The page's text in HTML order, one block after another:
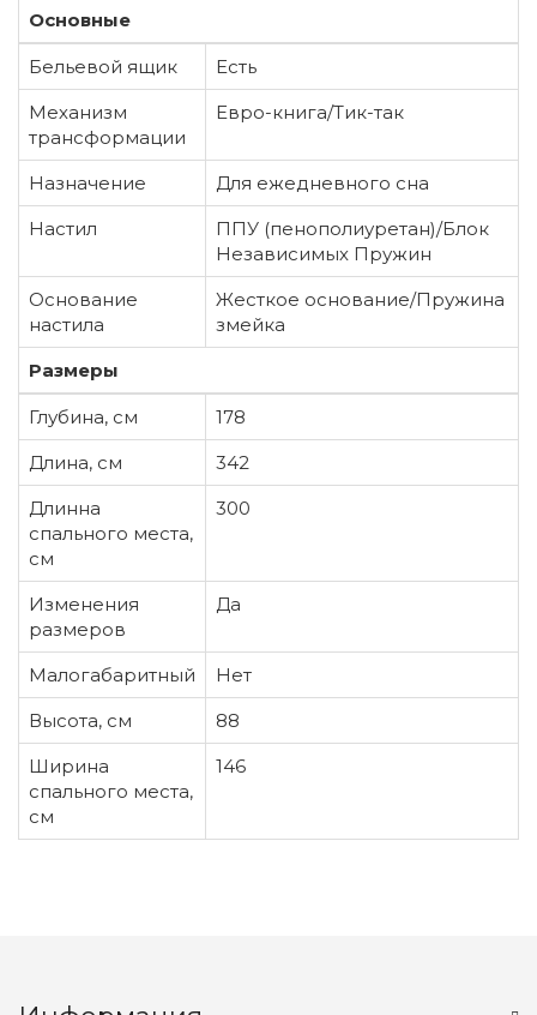
Основные
Бельевой ящик
Есть
Механизм
трансформации
Евро-книга/Тик-так
Назначение
Для ежедневного сна
Настил
ППУ (пенополиуретан)/Блок
Независимых Пружин
Основание
настила
Жесткое основание/Пружина
змейка
Размеры
Глубина, см
178
Длина, см
342
Длинна
спального места,
см
300
Изменения
размеров
Да
Малогабаритный
Нет
Высота, см
88
Ширина
спального места,
см
146